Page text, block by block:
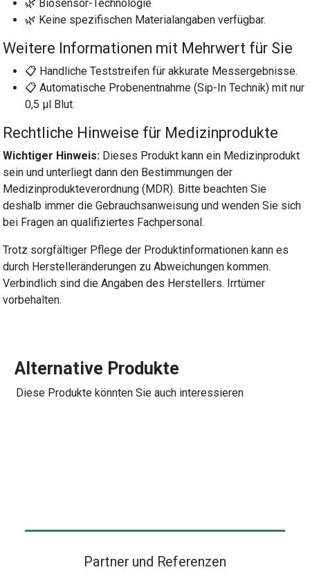
🌿 Biosensor-Technologie
🌿 Keine spezifischen Materialangaben verfügbar.
Weitere Informationen mit Mehrwert für Sie
📋 Handliche Teststreifen für akkurate Messergebnisse.
📋 Automatische Probenentnahme (Sip-In Technik) mit nur
0,5 µl Blut.
Rechtliche Hinweise für Medizinprodukte
Wichtiger Hinweis: Dieses Produkt kann ein Medizinprodukt
sein und unterliegt dann den Bestimmungen der
Medizinprodukteverordnung (MDR). Bitte beachten Sie
deshalb immer die Gebrauchsanweisung und wenden Sie sich
bei Fragen an qualifiziertes Fachpersonal.
Trotz sorgfältiger Pflege der Produktinformationen kann es
durch Herstelleränderungen zu Abweichungen kommen.
Verbindlich sind die Angaben des Herstellers. Irrtümer
vorbehalten.
Alternative Produkte
Diese Produkte könnten Sie auch interessieren
Partner und Referenzen